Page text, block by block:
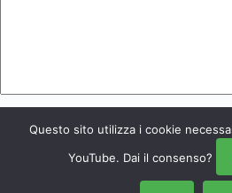
Invia commento
Questo sito utilizza i cookie
YouTube. Dai il consenso?